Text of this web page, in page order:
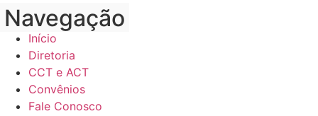
Navegação
Início
Diretoria
CCT e ACT
Convênios
Fale Conosco